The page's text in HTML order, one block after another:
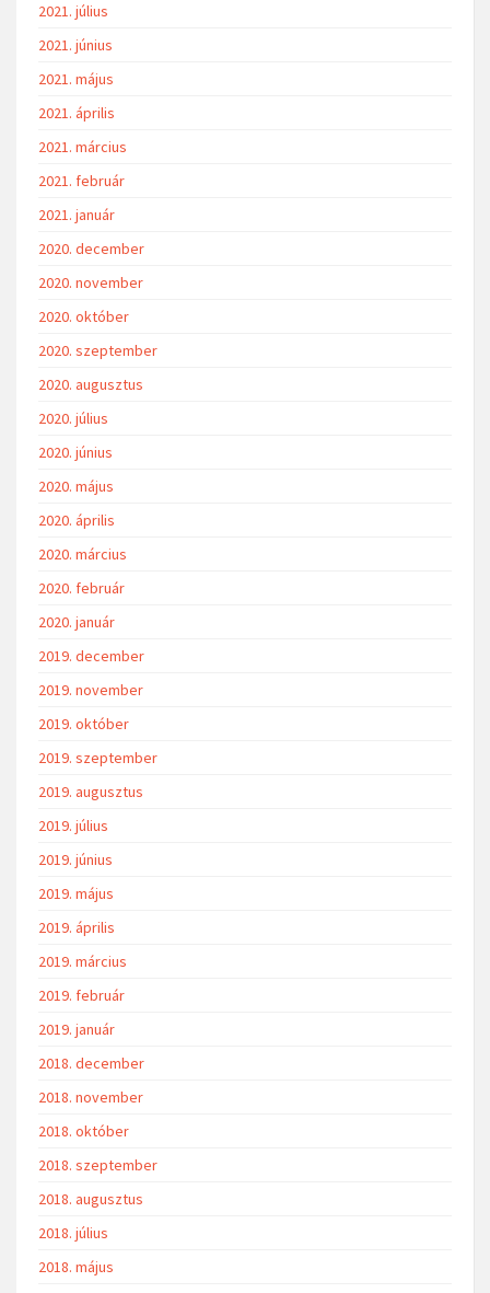
2021. július
2021. június
2021. május
2021. április
2021. március
2021. február
2021. január
2020. december
2020. november
2020. október
2020. szeptember
2020. augusztus
2020. július
2020. június
2020. május
2020. április
2020. március
2020. február
2020. január
2019. december
2019. november
2019. október
2019. szeptember
2019. augusztus
2019. július
2019. június
2019. május
2019. április
2019. március
2019. február
2019. január
2018. december
2018. november
2018. október
2018. szeptember
2018. augusztus
2018. július
2018. május